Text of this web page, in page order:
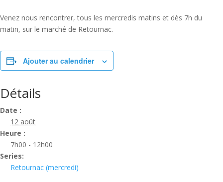
Venez nous rencontrer, tous les mercredis matins et dès 7h du
matin, sur le marché de Retournac.
Ajouter au calendrier
Détails
Date :
12 août
Heure :
7h00 - 12h00
Series:
Retournac (mercredi)